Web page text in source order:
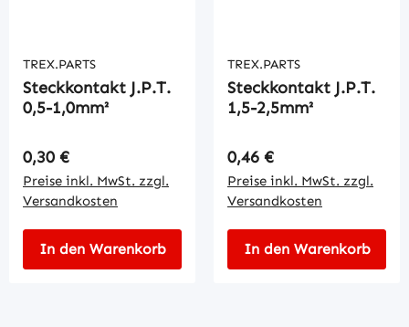
TREX.PARTS
Steckkontakt J.P.T.
0,5-1,0mm²
Regulärer Preis:
0,30 €
Preise inkl. MwSt. zzgl.
Versandkosten
In den Warenkorb
TREX.PARTS
Steckkontakt J.P.T.
1,5-2,5mm²
Regulärer Preis:
0,46 €
Preise inkl. MwSt. zzgl.
Versandkosten
In den Warenkorb